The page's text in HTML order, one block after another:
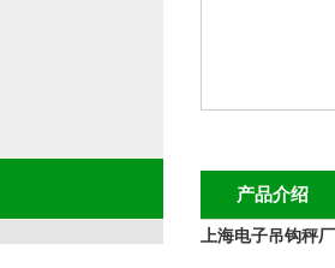
产品介绍
上海电子吊钩秤